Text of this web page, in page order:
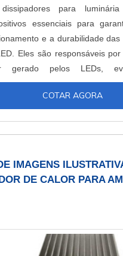
para
essenciais para
e a durabilidade das
Eles são responsáveis
gerado pelos LEDs,
e prolongando
componentes.COTAR AGORA
IMAGENS
DE CALOR PARA